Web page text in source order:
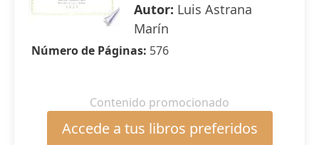
Autor: Luis Astrana
Marín
Número de Páginas: 576
Contenido promocionado
Accede a tus libros preferidos